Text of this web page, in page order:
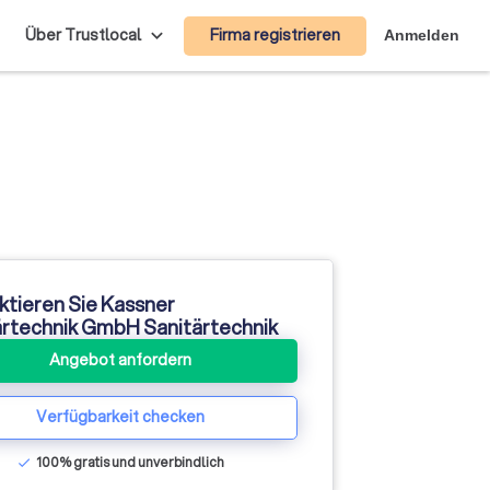
Über Trustlocal Firma registrieren Anmelden
Sie Kassner
GmbH Sanitärtechnik
Angebot anfordern
Verfügbarkeit checken
check 100% gratis und unverbindlich